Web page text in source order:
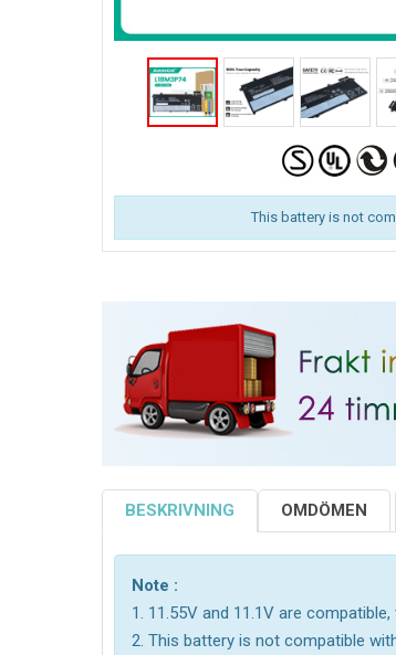
This battery is not
BESKRIVNING OMDÖMEN
Note :
1. 11.55V and 11.1V are
2. This battery is not compatible